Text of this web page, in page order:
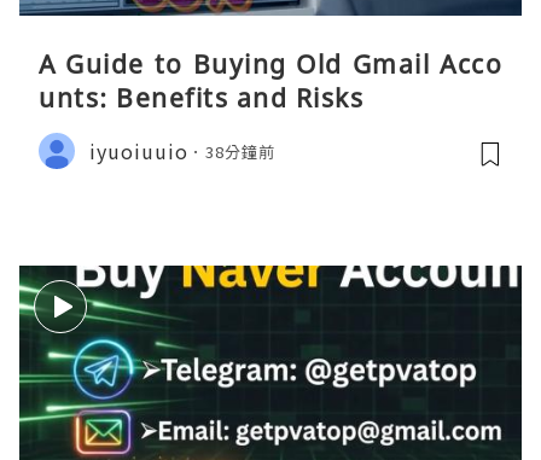
A Guide to Buying Old Gmail Acco
unts: Benefits and Risks
iyuoiuuio 38分鐘前